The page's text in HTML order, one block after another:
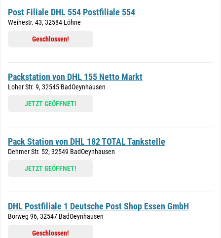
Post Filiale DHL 554 Postfiliale 554
Weihestr. 43, 32584 Löhne
Geschlossen!
Packstation von DHL 155 Netto Markt
Loher Str. 9, 32545 BadOeynhausen
JETZT GEÖFFNET!
Pack Station von DHL 182 TOTAL Tankstelle
Dehmer Str. 52, 32549 BadOeynhausen
JETZT GEÖFFNET!
DHL Postfiliale 1 Deutsche Post Shop Essen GmbH
Borweg 96, 32547 BadOeynhausen
Geschlossen!